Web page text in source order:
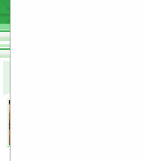
Бюджетный GPS-
Pocket